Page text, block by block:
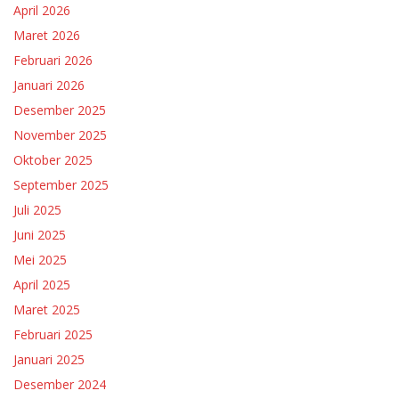
April 2026
Maret 2026
Februari 2026
Januari 2026
Desember 2025
November 2025
Oktober 2025
September 2025
Juli 2025
Juni 2025
Mei 2025
April 2025
Maret 2025
Februari 2025
Januari 2025
Desember 2024